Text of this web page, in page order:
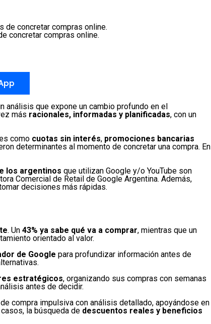
concretar compras online.
análisis que expone un cambio profundo en el
más racionales, informadas y planificadas, con un
como cuotas sin interés, promociones bancarias
determinantes al momento de concretar una compra. En
los argentinos que utilizan Google y/o YouTube son
Comercial de Retail de Google Argentina. Además,
decisiones más rápidas.
. Un 43% ya sabe qué va a comprar, mientras que un
orientado al valor.
de Google para profundizar información antes de
estratégicos, organizando sus compras con semanas
antes de decidir.
compra impulsiva con análisis detallado, apoyándose en
la búsqueda de descuentos reales y beneficios